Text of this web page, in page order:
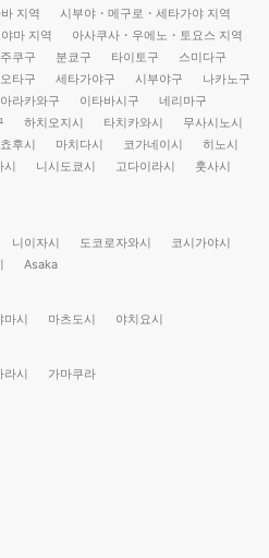
지역
시부야・메구로・세타가야 지역
마 지역
아사쿠사・우에노・토요스 지역
쿠구 분쿄구 타이토구
스미다구
오타구 세타가야구 시부야구
나카노구
아라카와구 이타바시구
네리마구
하치오지시 타치카와시
무사시노시
쵸후시 마치다시 코가네이시
히노시
시 니시도쿄시 고다이라시
훗사시
니이자시 도코로자와시
코시가야시
Asaka
마시 마츠도시 야치요시
라시 가마쿠라